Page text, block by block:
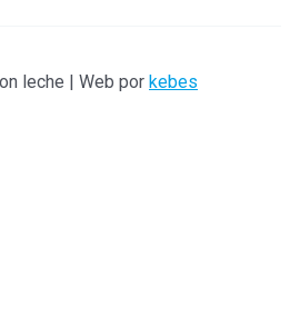
leche | Web por kebes